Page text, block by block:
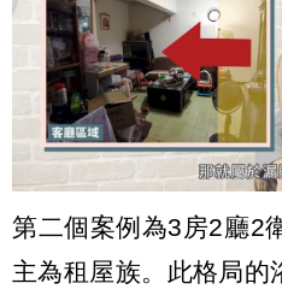
第二個案例為3房2廳2
主為租屋族。此格局的